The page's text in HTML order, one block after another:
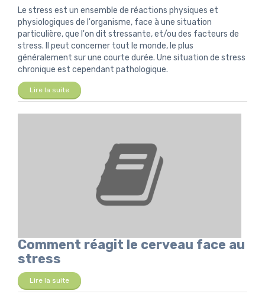
Le stress est un ensemble de réactions physiques et
physiologiques de l'organisme, face à une situation
particulière, que l'on dit stressante, et/ou des facteurs de
stress. Il peut concerner tout le monde, le plus
généralement sur une courte durée. Une situation de stress
chronique est cependant pathologique.
Lire la suite
Comment réagit le cerveau face au
stress
Lire la suite